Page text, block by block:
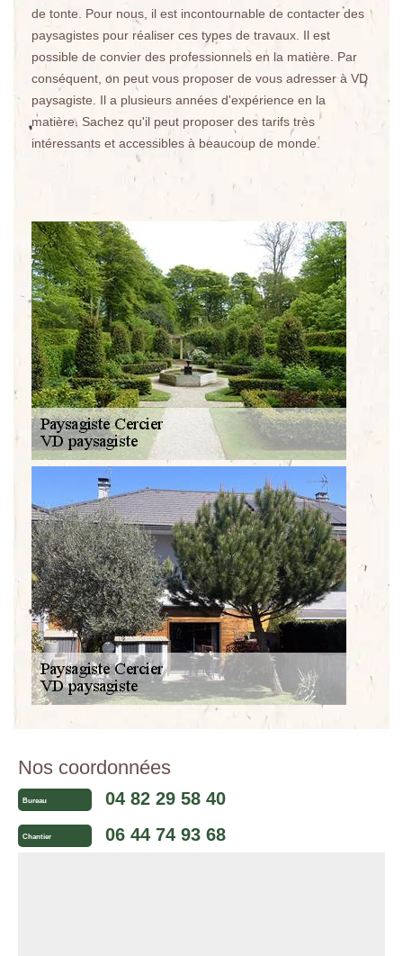
de tonte. Pour nous, il est incontournable de contacter des
paysagistes pour réaliser ces types de travaux. Il est
possible de convier des professionnels en la matière. Par
conséquent, on peut vous proposer de vous adresser à VD
paysagiste. Il a plusieurs années d'expérience en la
matière. Sachez qu'il peut proposer des tarifs très
intéressants et accessibles à beaucoup de monde.
Nos coordonnées
Bureau 04 82 29 58 40
Chantier 06 44 74 93 68